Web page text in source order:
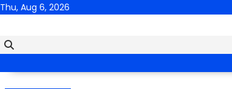
Skip
Thu, Aug 6, 2026